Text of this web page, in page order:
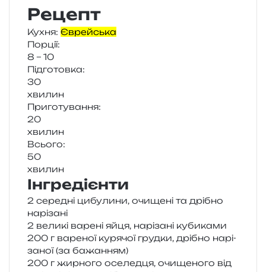
Рецепт
Кухня: Єврейська
Порції:
8 – 10
Підготовка:
30
хви­лин
Приготування:
20
хви­лин
Всього:
50
хви­лин
Інгредієнти
2 сере­дні цибу­ли­ни, очи­ще­ні та дрі­бно
нарізані
2 вели­кі варе­ні яйця, нарі­за­ні кубиками
200 г варе­ної куря­чої груд­ки, дрі­бно нарі­
за­ної (за бажанням)
200 г жир­но­го осе­лед­ця, очи­ще­но­го від